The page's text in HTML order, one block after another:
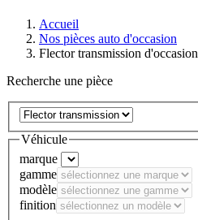
Accueil
Nos pièces auto d'occasion
Flector transmission d'occasion
Recherche une pièce
Véhicule
marque
gamme
modèle
finition